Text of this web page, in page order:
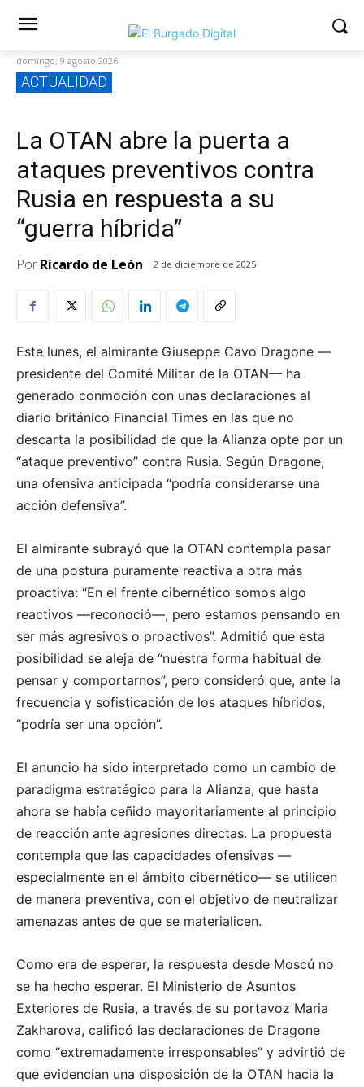
domingo, 9 agosto,2026
ACTUALIDAD
La OTAN abre la puerta a
ataques preventivos contra
Rusia en respuesta a su
“guerra híbrida”
PorRicardo de León 2 de diciembre de 2025
Este lunes, el almirante Giuseppe Cavo Dragone —
presidente del Comité Militar de la OTAN— ha
generado conmoción con unas declaraciones al
diario británico Financial Times en las que no
descarta la posibilidad de que la Alianza opte por un
“ataque preventivo” contra Rusia. Según Dragone,
una ofensiva anticipada “podría considerarse una
acción defensiva”.
El almirante subrayó que la OTAN contempla pasar
de una postura puramente reactiva a otra más
proactiva: “En el frente cibernético somos algo
reactivos —reconoció—, pero estamos pensando en
ser más agresivos o proactivos”. Admitió que esta
posibilidad se aleja de “nuestra forma habitual de
pensar y comportarnos”, pero consideró que, ante la
frecuencia y sofisticación de los ataques híbridos,
“podría ser una opción”.
El anuncio ha sido interpretado como un cambio de
paradigma estratégico para la Alianza, que hasta
ahora se había ceñido mayoritariamente al principio
de reacción ante agresiones directas. La propuesta
contempla que las capacidades ofensivas —
especialmente en el ámbito cibernético— se utilicen
de manera preventiva, con el objetivo de neutralizar
amenazas antes de que se materialicen.
Como era de esperar, la respuesta desde Moscú no
se ha hecho esperar. El Ministerio de Asuntos
Exteriores de Rusia, a través de su portavoz Maria
Zakharova, calificó las declaraciones de Dragone
como “extremadamente irresponsables” y advirtió de
que evidencian una disposición de la OTAN hacia la